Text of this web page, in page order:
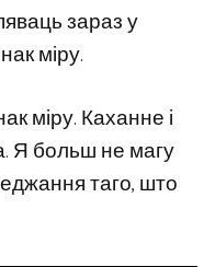
зараз у
міру.
міру. Каханне і
Я больш не магу
таго, што